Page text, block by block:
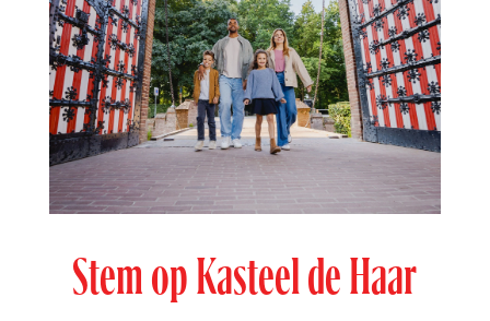
Stem op Kasteel de Haar